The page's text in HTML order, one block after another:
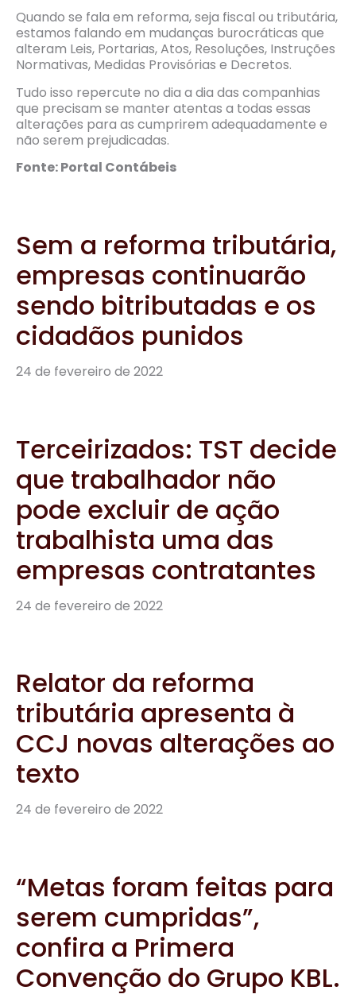
Quando se fala em reforma, seja fiscal ou tributária,
estamos falando em mudanças burocráticas que
alteram Leis, Portarias, Atos, Resoluções, Instruções
Normativas, Medidas Provisórias e Decretos.
Tudo isso repercute no dia a dia das companhias
que precisam se manter atentas a todas essas
alterações para as cumprirem adequadamente e
não serem prejudicadas.
Fonte: Portal Contábeis
Sem a reforma tributária,
empresas continuarão
sendo bitributadas e os
cidadãos punidos
24 de fevereiro de 2022
Terceirizados: TST decide
que trabalhador não
pode excluir de ação
trabalhista uma das
empresas contratantes
24 de fevereiro de 2022
Relator da reforma
tributária apresenta à
CCJ novas alterações ao
texto
24 de fevereiro de 2022
“Metas foram feitas para
serem cumpridas”,
confira a Primera
Convenção do Grupo KBL.